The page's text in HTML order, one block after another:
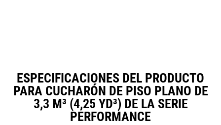
ESPECIFICACIONES DEL PRODUCTO
PARA CUCHARÓN DE PISO PLANO DE
3,3 M³ (4,25 YD³) DE LA SERIE
PERFORMANCE